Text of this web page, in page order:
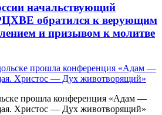
начальствующий
обратился к верующим
и призывом к молитве
прошла конференция «Адам —
Христос — Дух животворящий»